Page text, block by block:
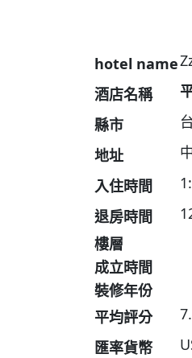
hotel name
酒店名稱
縣市
地址
入住時間
退房時間
樓層
成立時間
裝修年份
平均評分
匯率貨幣